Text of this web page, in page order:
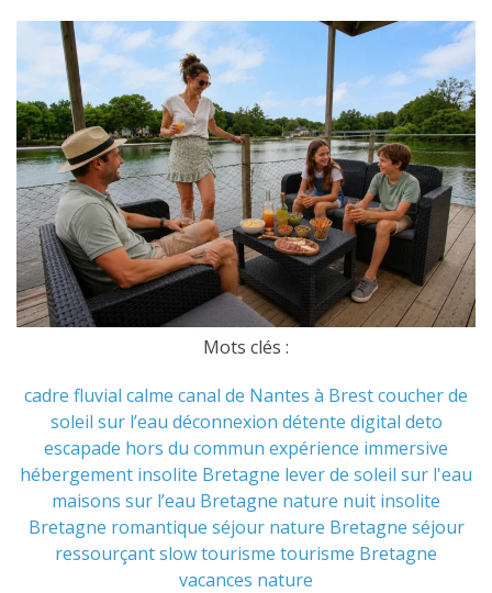
Mots clés :
cadre fluvial calme canal de Nantes à Brestcoucher de
soleil sur l’eau déconnexion détente digital deto
escapade hors du commun expérience immersive
hébergement insolite Bretagne lever de soleil sur l'eau
maisons sur l’eau Bretagne nature nuit insolite
Bretagne romantique séjour nature Bretagne séjour
ressourçantslow tourisme tourisme Bretagne
vacances nature